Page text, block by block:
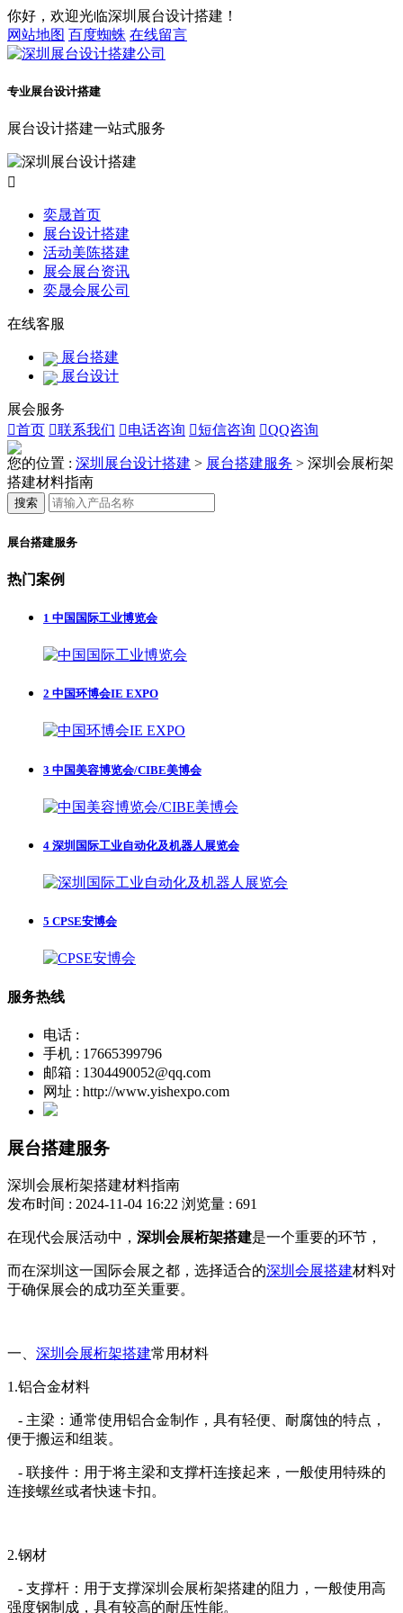
你好，欢迎光临深圳展台设计搭建！
网站地图 百度蜘蛛 在线留言
专业展台设计搭建
展台设计搭建一站式服务

奕晟首页
展台设计搭建
活动美陈搭建
展会展台资讯
奕晟会展公司
在线客服
展台搭建
展台设计
展会服务
首页 联系我们 电话咨询 短信咨询 QQ咨询
您的位置 : 深圳展台设计搭建 > 展台搭建服务 > 深圳会展桁架
搭建材料指南
搜索
展台搭建服务
热门案例
1 中国国际工业博览会
2 中国环博会IE EXPO
3 中国美容博览会/CIBE美博会
4 深圳国际工业自动化及机器人展览会
5 CPSE安博会
服务热线
电话 :
手机 : 17665399796
邮箱 : 1304490052@qq.com
网址 : http://www.yishexpo.com
展台搭建服务
深圳会展桁架搭建材料指南
发布时间 : 2024-11-04 16:22 浏览量 : 691
在现代会展活动中， 深圳会展桁架搭建是一个重要的环节，
而在深圳这一国际会展之都，选择适合的深圳会展搭建材料对
于确保展会的成功至关重要。
一、 深圳会展桁架搭建常用材料
1.铝合金材料
- 主梁：通常使用铝合金制作，具有轻便、耐腐蚀的特点，
便于搬运和组装。
- 联接件：用于将主梁和支撑杆连接起来，一般使用特殊的
连接螺丝或者快速卡扣。
2.钢材
- 支撑杆：用于支撑深圳会展桁架搭建的阻力，一般使用高
强度钢制成，具有较高的耐压性能。